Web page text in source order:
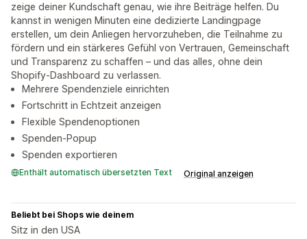
zeige deiner Kundschaft genau, wie ihre Beiträge helfen. Du
kannst in wenigen Minuten eine dedizierte Landingpage
erstellen, um dein Anliegen hervorzuheben, die Teilnahme zu
fördern und ein stärkeres Gefühl von Vertrauen, Gemeinschaft
und Transparenz zu schaffen – und das alles, ohne dein
Shopify-Dashboard zu verlassen.
Mehrere Spendenziele einrichten
Fortschritt in Echtzeit anzeigen
Flexible Spendenoptionen
Spenden-Popup
Spenden exportieren
Enthält automatisch übersetzten Text Original anzeigen
Beliebt bei Shops wie deinem
Sitz in den USA